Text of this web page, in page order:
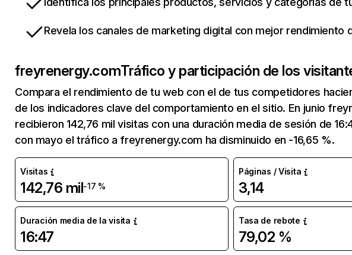
Revela los canales de marketing digital con mejor rendimiento
freyrenergy.comTráfico y participación de los
Compara el rendimiento de tu web con el de tus competidores
de los indicadores clave del comportamiento en el sitio. En junio
recibieron 142,76 mil visitas con una duración media de sesión de
con mayo el tráfico a freyrenergy.com ha disminuido en -16,65 %.
Visitas
142,76 mil-17 %
Páginas / Visita
3,14
Duración media de la visita
16:47
Tasa de rebote
79,02 %